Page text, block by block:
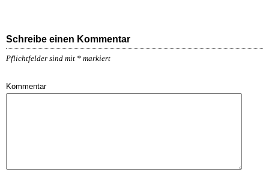
Schreibe einen Kommentar
Pflichtfelder sind mit * markiert
Kommentar